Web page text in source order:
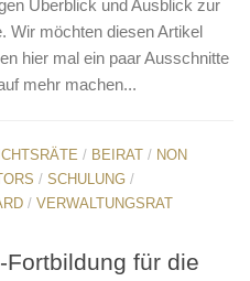
Überblick und Ausblick zur
Wir möchten diesen Artikel
hier mal ein paar Ausschnitte
mehr machen...
/ BEIRAT / NON
/ SCHULUNG /
/ VERWALTUNGSRAT
Fortbildung für die